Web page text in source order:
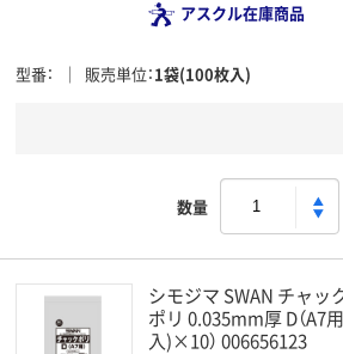
アスクル在庫商品
型番 販売単位 1袋(100枚入)
数量
シモジマ SWAN チャッ
ポリ 0.035mm厚 D（A7
入)×10） 006656123